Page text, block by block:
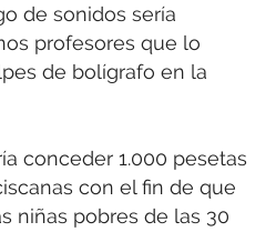
de sonidos sería
profesores que lo
de bolígrafo en la
conceder 1.000 pesetas
con el fin de que
niñas pobres de las 30